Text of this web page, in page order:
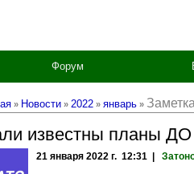
Форум
» Новости » 2022 » январь » Заметка
известны планы ДО
21 января 2022 г. 12:31 |